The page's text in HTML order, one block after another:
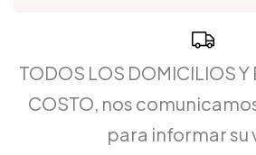
TODOS LOS DOMICILIOS Y
COSTO, nos
para informar su